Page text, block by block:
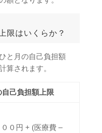
限はいくらか？
と月の自己負担額
算されます。
己負担額上限
０円 + (医療費 –